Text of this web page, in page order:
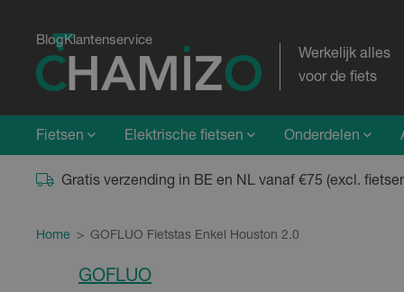
BlogKlantenservice
Werkelijk alles
voor de fiets
Fietsen Elektrische fietsen Onderdelen
Gratis verzending in BE en NL vanaf €75 (excl.
Home > GOFLUO Fietstas Enkel Houston 2.0
GOFLUO